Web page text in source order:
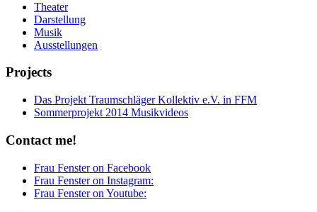
Theater
Darstellung
Musik
Ausstellungen
Projects
Das Projekt Traumschläger Kollektiv e.V. in FFM
Sommerprojekt 2014 Musikvideos
Contact me!
Frau Fenster on Facebook
Frau Fenster on Instagram:
Frau Fenster on Youtube: